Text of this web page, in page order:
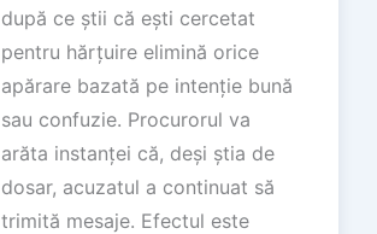
după ce știi că ești cercetat
pentru hărțuire elimină orice
apărare bazată pe intenție bună
sau confuzie. Procurorul va
arăta instanței că, deși știa de
dosar, acuzatul a continuat să
trimită mesaje. Efectul este